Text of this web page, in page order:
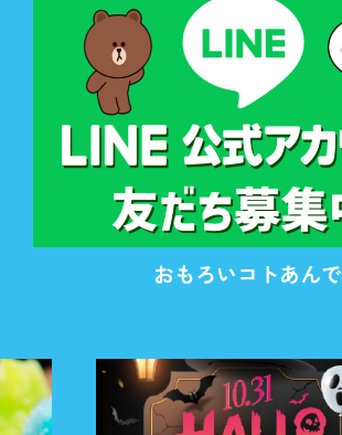
おもろいコトあんで